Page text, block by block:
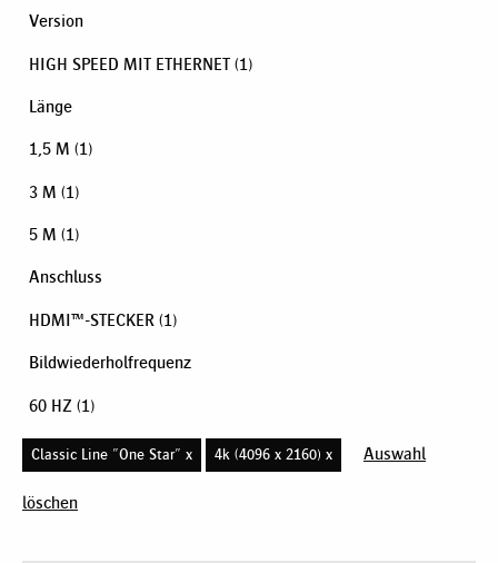
Version
HIGH SPEED MIT ETHERNET (1)
Länge
1,5 M (1)
3 M (1)
5 M (1)
Anschluss
HDMI™-STECKER (1)
Bildwiederholfrequenz
60 HZ (1)
Classic Line "One Star" x 4k (4096 x 2160) x Auswahl
löschen